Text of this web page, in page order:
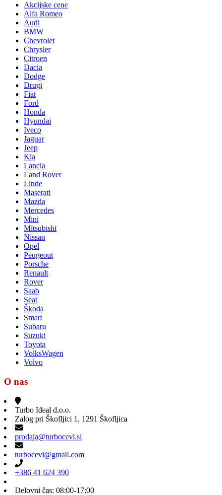
Akcijske cene
Alfa Romeo
Audi
BMW
Chevrolet
Chrysler
Citroen
Dacia
Dodge
Drugi
Fiat
Ford
Honda
Hyundai
Iveco
Jaguar
Jeep
Kia
Lancia
Land Rover
Linde
Maserati
Mazda
Mercedes
Mini
Mitsubishi
Nissan
Opel
Peugeout
Porsche
Renault
Rover
Saab
Seat
Škoda
Smart
Subaru
Suzuki
Toyota
VolksWagen
Volvo
O nas
Turbo Ideal d.o.o.
Zalog pri Škofljici 1, 1291 Škofljica
prodaja@turbocevi.si
turbocevi@gmail.com
+386 41 624 390
Delovni čas: 08:00-17:00